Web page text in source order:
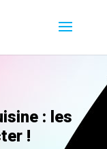
: les
!